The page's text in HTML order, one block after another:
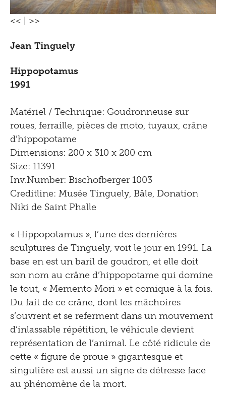
<< >>
Jean Tinguely
Hippopotamus
1991
Matériel / Technique: Goudronneuse sur
roues, ferraille, pièces de moto, tuyaux, crâne
d’hippopotame
Dimensions: 200 x 310 x 200 cm
Size: 11391
Inv.Number: Bischofberger 1003
Creditline: Musée Tinguely, Bâle, Donation
Niki de Saint Phalle
« Hippopotamus », l’une des dernières
sculptures de Tinguely, voit le jour en 1991. La
base en est un baril de goudron, et elle doit
son nom au crâne d’hippopotame qui domine
le tout, « Memento Mori » et comique à la fois.
Du fait de ce crâne, dont les mâchoires
s’ouvrent et se referment dans un mouvement
d’inlassable répétition, le véhicule devient
représentation de l’animal. Le côté ridicule de
cette « figure de proue » gigantesque et
singulière est aussi un signe de détresse face
au phénomène de la mort.